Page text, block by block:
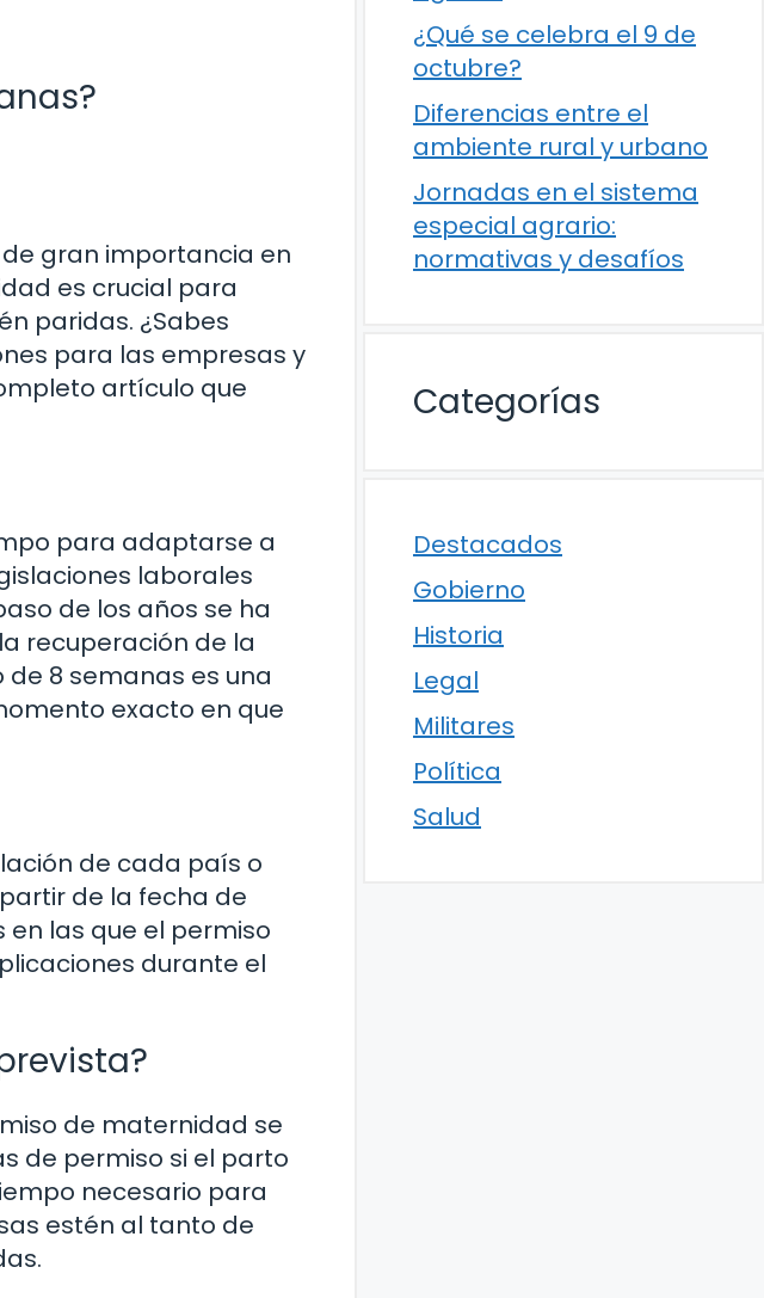
gran importancia en
es crucial para
paridas. ¿Sabes
para las empresas y
artículo que
para adaptarse a
laborales
de los años se ha
recuperación de la
8 semanas es una
exacto en que
de cada país o
de la fecha de
las que el permiso
durante el
de maternidad se
de permiso si el parto
necesario para
estén al tanto de
¿Qué se celebra el 9 de
octubre?
Diferencias entre el
ambiente rural y urbano
Jornadas en el sistema
especial agrario:
normativas y desafíos
Categorías
Destacados
Gobierno
Historia
Legal
Militares
Política
Salud